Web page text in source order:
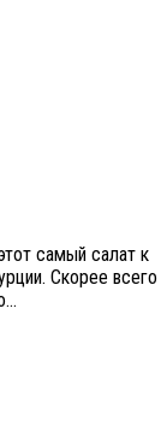
самый салат к
Скорее всего